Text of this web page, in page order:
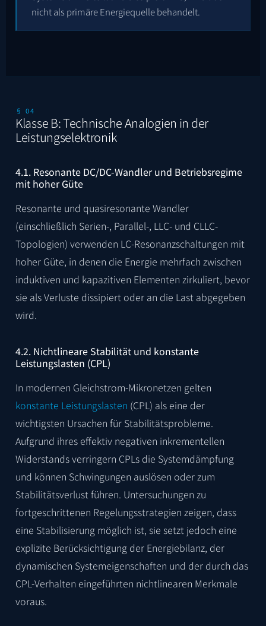
nicht als primäre Energiequelle behandelt.
§ 04
Klasse B: Technische Analogien in der
Leistungselektronik
4.1. Resonante DC/DC-Wandler und Betriebsregime
mit hoher Güte
Resonante und quasiresonante Wandler
(einschließlich Serien-, Parallel-, LLC- und CLLC-
Topologien) verwenden LC-Resonanzschaltungen mit
hoher Güte, in denen die Energie mehrfach zwischen
induktiven und kapazitiven Elementen zirkuliert, bevor
sie als Verluste dissipiert oder an die Last abgegeben
wird.
4.2. Nichtlineare Stabilität und konstante
Leistungslasten (CPL)
In modernen Gleichstrom-Mikronetzen gelten
konstante Leistungslasten (CPL) als eine der
wichtigsten Ursachen für Stabilitätsprobleme.
Aufgrund ihres effektiv negativen inkrementellen
Widerstands verringern CPLs die Systemdämpfung
und können Schwingungen auslösen oder zum
Stabilitätsverlust führen. Untersuchungen zu
fortgeschrittenen Regelungsstrategien zeigen, dass
eine Stabilisierung möglich ist, sie setzt jedoch eine
explizite Berücksichtigung der Energiebilanz, der
dynamischen Systemeigenschaften und der durch das
CPL-Verhalten eingeführten nichtlinearen Merkmale
voraus.